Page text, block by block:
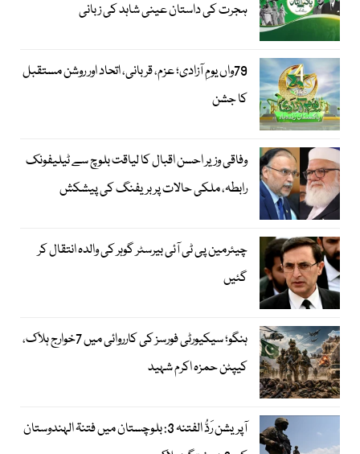
ہجرت کی داستان عینی شاہد کی زبانی
79واں یومِ آزادی؛ عزم، قربانی، اتحاد اور روشن مستقبل
کا جشن
وفاقی وزیر احسن اقبال کا لیاقت بلوچ سے ٹیلیفونک
رابطہ، ملکی حالات پر بریفنگ کی پیشکش
چیئرمین پی ٹی آئی بیرسٹر گوہر کی والدہ انتقال کر
گئیں
ہنگو؛ سیکیورٹی فورسز کی کارروائی میں 7خوارج ہلاک،
کیپٹن حمزہ اکرم شہید
آپریشن رَدُّ الفتنہ 3: بلوچستان میں فتنۃ الہندوستان